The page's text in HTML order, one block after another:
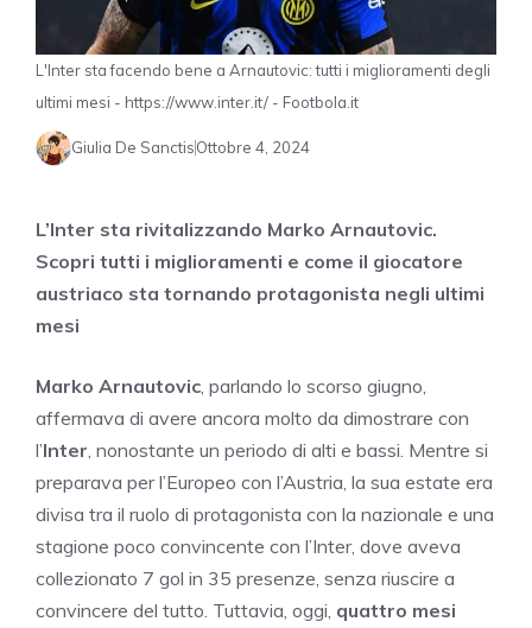
L'Inter sta facendo bene a Arnautovic: tutti i miglioramenti degli
ultimi mesi - https://www.inter.it/ - Footbola.it
Giulia De SanctisOttobre 4, 2024
L’Inter sta rivitalizzando Marko Arnautovic.
Scopri tutti i miglioramenti e come il giocatore
austriaco sta tornando protagonista negli ultimi
mesi
Marko Arnautovic , parlando lo scorso giugno,
affermava di avere ancora molto da dimostrare con
l’Inter , nonostante un periodo di alti e bassi. Mentre si
preparava per l’Europeo con l’Austria, la sua estate era
divisa tra il ruolo di protagonista con la nazionale e una
stagione poco convincente con l’Inter, dove aveva
collezionato 7 gol in 35 presenze, senza riuscire a
convincere del tutto. Tuttavia, oggi, quattro mesi